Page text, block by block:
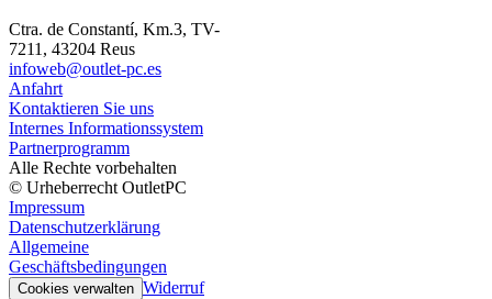
Ctra. de Constantí, Km.3, TV-
7211, 43204 Reus
infoweb@outlet-pc.es
Anfahrt
Kontaktieren Sie uns
Internes Informationssystem
Partnerprogramm
Alle Rechte vorbehalten
© Urheberrecht OutletPC
Impressum
Datenschutzerklärung
Allgemeine
Geschäftsbedingungen
Cookies verwalten Widerruf